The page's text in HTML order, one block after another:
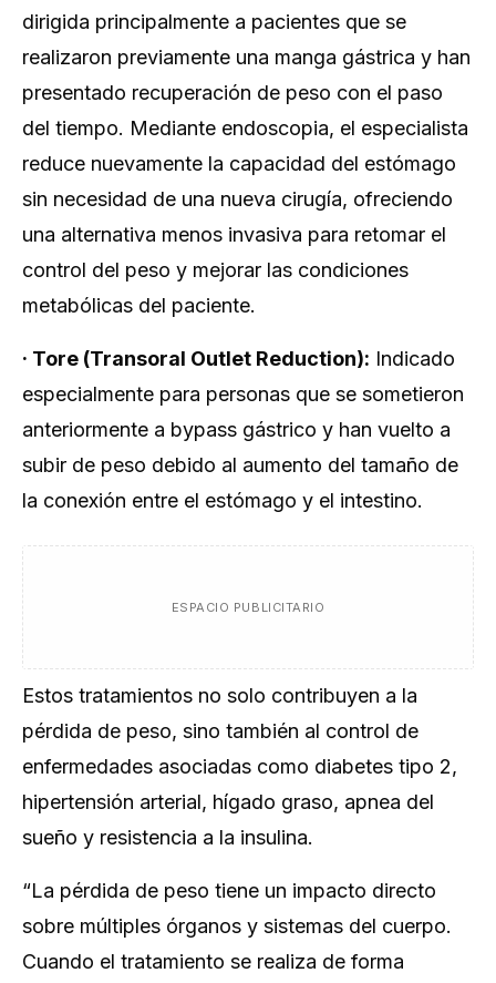
dirigida principalmente a pacientes que se
realizaron previamente una manga gástrica y han
presentado recuperación de peso con el paso
del tiempo. Mediante endoscopia, el especialista
reduce nuevamente la capacidad del estómago
sin necesidad de una nueva cirugía, ofreciendo
una alternativa menos invasiva para retomar el
control del peso y mejorar las condiciones
metabólicas del paciente.
· Tore (Transoral Outlet Reduction): Indicado
especialmente para personas que se sometieron
anteriormente a bypass gástrico y han vuelto a
subir de peso debido al aumento del tamaño de
la conexión entre el estómago y el intestino.
ESPACIO PUBLICITARIO
Estos tratamientos no solo contribuyen a la
pérdida de peso, sino también al control de
enfermedades asociadas como diabetes tipo 2,
hipertensión arterial, hígado graso, apnea del
sueño y resistencia a la insulina.
“La pérdida de peso tiene un impacto directo
sobre múltiples órganos y sistemas del cuerpo.
Cuando el tratamiento se realiza de forma